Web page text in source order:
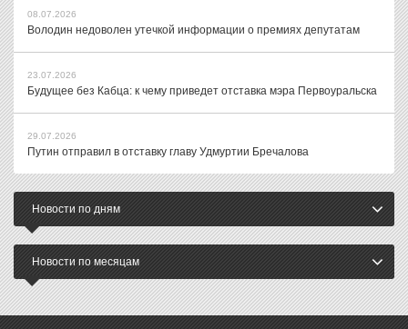
08.07.2026
Володин недоволен утечкой информации о премиях депутатам
23.07.2026
Будущее без Кабца: к чему приведет отставка мэра Первоуральска
29.07.2026
Путин отправил в отставку главу Удмуртии Бречалова
Новости по дням
Новости по месяцам